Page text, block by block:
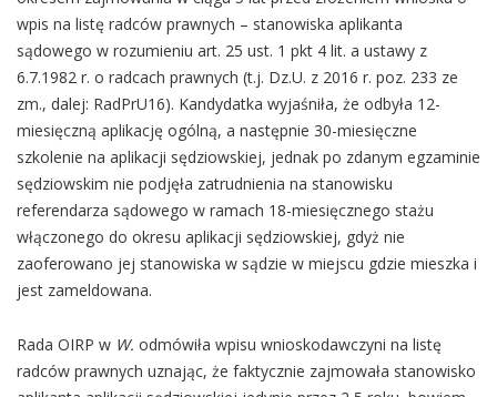
wpis na listę radców prawnych – stanowiska aplikanta
sądowego w rozumieniu art. 25 ust. 1 pkt 4 lit. a ustawy z
6.7.1982 r. o radcach prawnych (t.j. Dz.U. z 2016 r. poz. 233 ze
zm., dalej: RadPrU16). Kandydatka wyjaśniła, że odbyła 12-
miesięczną aplikację ogólną, a następnie 30-miesięczne
szkolenie na aplikacji sędziowskiej, jednak po zdanym egzaminie
sędziowskim nie podjęła zatrudnienia na stanowisku
referendarza sądowego w ramach 18-miesięcznego stażu
włączonego do okresu aplikacji sędziowskiej, gdyż nie
zaoferowano jej stanowiska w sądzie w miejscu gdzie mieszka i
jest zameldowana.
Rada OIRP w W. odmówiła wpisu wnioskodawczyni na listę
radców prawnych uznając, że faktycznie zajmowała stanowisko